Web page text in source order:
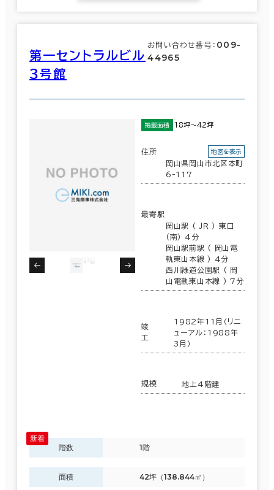
第一セントラルビル
３号館
お問い合わせ番号： 009-
44965
掲載面積 18坪～42坪
住所
岡山県岡山市北区本町
6-117
地図を表示
最寄駅
岡山駅 ( ＪＲ ) 東口
(南) 4分
岡山駅前駅 ( 岡山電
軌東山本線 ) 4分
西川緑道公園駅 ( 岡
山電軌東山本線 ) 7分
竣
工
1982年11月（リニ
ューアル：1988年
3月）
規模 地上4階建
階数 1階
面積 42坪（138.844㎡）
高知県
54室(29棟)
この条件で検索する
20年以内 30年以内
階数
54室(29棟)